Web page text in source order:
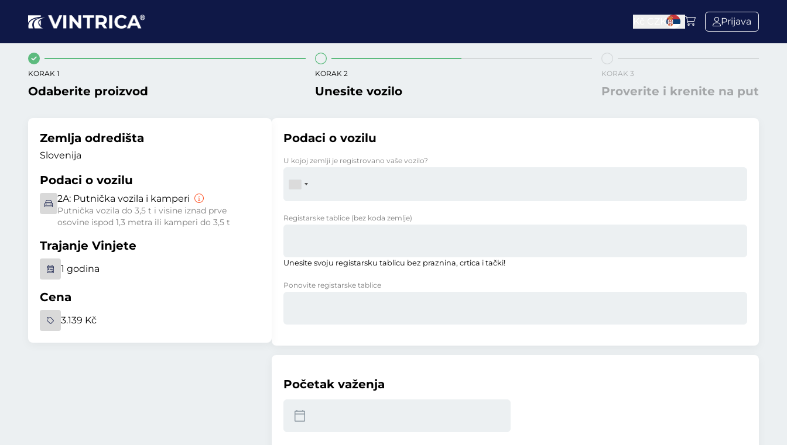
Prijava
KORAK 1
Odaberite proizvod
KORAK 2
Unesite vozilo
KORAK 3
Proverite i krenite na put
Zemlja odredišta
Slovenija
Podaci o vozilu
2A: Putnička vozila i kamperi
Putnička vozila do 3,5 t i visine iznad prve
osovine ispod 1,3 metra ili kamperi do 3,5 t
Trajanje Vinjete
1 godina
Cena
3.139 Kč
Podaci o vozilu
U kojoj zemlji je registrovano vaše vozilo?
Registarske tablice (bez koda zemlje)
Unesite svoju registarsku tablicu bez praznina, crtica i tački!
Ponovite registarske tablice
Početak važenja